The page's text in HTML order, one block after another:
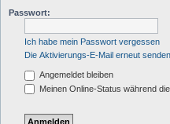
Passwort:
Ich habe mein Passwort vergessen
Die Aktivierungs-E-Mail erneut senden
Angemeldet bleiben
Meinen Online-Status während